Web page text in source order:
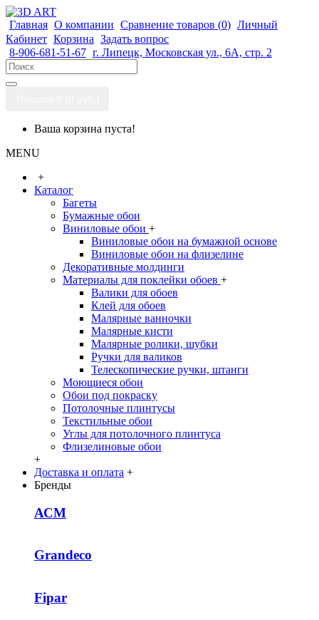
Главная О компании Сравнение товаров (0) Личный
Кабинет Корзина Задать вопрос
8-906-681-51-67 г. Липецк, Московская ул., 6А, стр. 2
Ваша корзина пуста!
MENU
+
Каталог
Багеты
Бумажные обои
Виниловые обои +
Виниловые обои на бумажной основе
Виниловые обои на флизелине
Декоративные молдинги
Материалы для поклейки обоев +
Валики для обоев
Клей для обоев
Малярные ванночки
Малярные кисти
Малярные ролики, шубки
Ручки для валиков
Телескопические ручки, штанги
Моющиеся обои
Обои под покраску
Потолочные плинтусы
Текстильные обои
Углы для потолочного плинтуса
Флизелиновые обои
+
Доставка и оплата +
Бренды
АСМ
Grandeco
Fipar